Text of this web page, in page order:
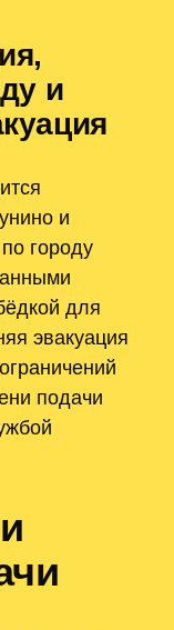
и
и
городу
для
эвакуация
подачи